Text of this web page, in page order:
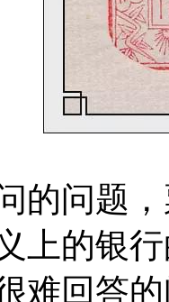
问题，
上的银
难回答